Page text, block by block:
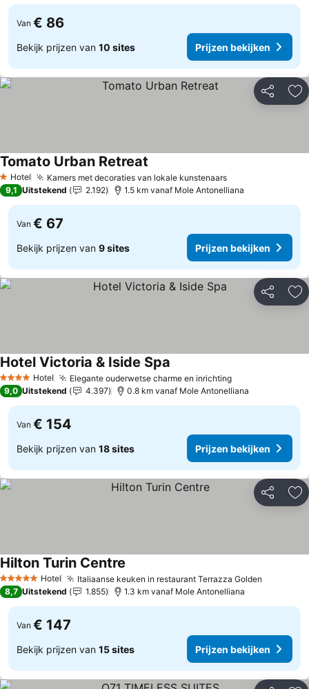
Van € 86
Bekijk prijzen van 10 sites Prijzen bekijken
Delen
1 Sterren
Hotel Kamers met decoraties van lokale kunstenaars
Tomato Urban Retreat
9,1 Uitstekend 2.192 1.5 km vanaf Mole Antonelliana
Van € 67
Bekijk prijzen van 9 sites Prijzen bekijken
Delen
4 SterrenHotel Elegante ouderwetse charme en inrichting
Hotel Victoria & Iside Spa
9,0 Uitstekend 4.397 0.8 km vanaf Mole Antonelliana
Van € 154
Bekijk prijzen van 18 sites Prijzen bekijken
Delen
5 Sterren Hotel Italiaanse keuken in restaurant Terrazza Golden
Hilton Turin Centre
8,7 Uitstekend 1.855 1.3 km vanaf Mole Antonelliana
Van € 147
Bekijk prijzen van 15 sites Prijzen bekijken